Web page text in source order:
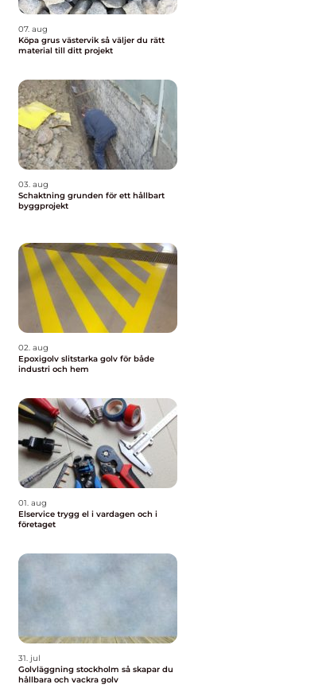
07. aug
Köpa grus västervik så väljer du rätt
material till ditt projekt
03. aug
Schaktning grunden för ett hållbart
byggprojekt
02. aug
Epoxigolv slitstarka golv för både
industri och hem
01. aug
Elservice trygg el i vardagen och i
företaget
31. jul
Golvläggning stockholm så skapar du
hållbara och vackra golv